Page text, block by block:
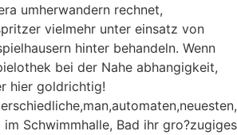
umherwandern rechnet,
vielmehr unter einsatz von
hinter behandeln. Wenn
bei der Nahe abhangigkeit,
hier goldrichtig!
Schwimmhalle, Bad ihr gro?zugiges